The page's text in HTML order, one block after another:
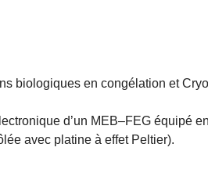
biologiques en congélation et
d’un MEB–FEG équipé
avec platine à effet Peltier).